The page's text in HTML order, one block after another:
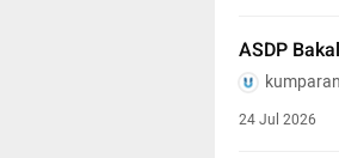
ASDP
24 Jul 2026